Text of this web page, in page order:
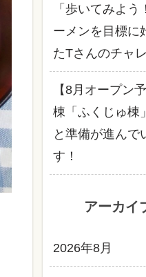
「歩いてみよう
ーメンを目標に
たTさんのチャ
【8月オープン
棟「ふくじゅ棟
と準備が進んで
す！
アーカイ
2026年8月